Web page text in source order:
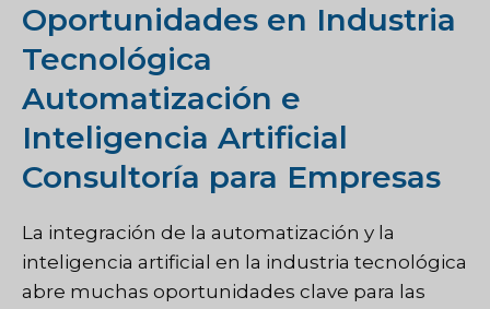
Oportunidades en Industria
Tecnológica
Automatización e
Inteligencia Artificial
Consultoría para Empresas
La integración de la automatización y la
inteligencia artificial en la industria tecnológica
abre muchas oportunidades clave para las